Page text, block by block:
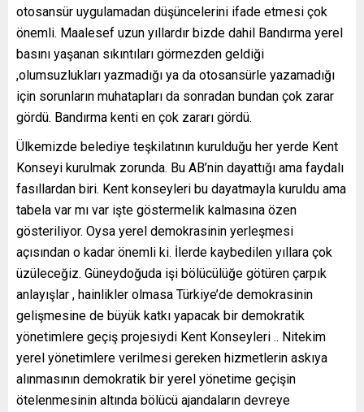
otosansür uygulamadan düşüncelerini ifade etmesi çok
önemli. Maalesef uzun yıllardır bizde dahil Bandırma yerel
basını yaşanan sıkıntıları görmezden geldiği
,olumsuzlukları yazmadığı ya da otosansürle yazamadığı
için sorunların muhatapları da sonradan bundan çok zarar
gördü. Bandırma kenti en çok zararı gördü.
Ülkemizde belediye teşkilatının kurulduğu her yerde Kent
Konseyi kurulmak zorunda. Bu AB’nin dayattığı ama faydalı
fasıllardan biri. Kent konseyleri bu dayatmayla kuruldu ama
tabela var mı var işte göstermelik kalmasına özen
gösteriliyor. Oysa yerel demokrasinin yerleşmesi
açısından o kadar önemli ki. İlerde kaybedilen yıllara çok
üzüleceğiz. Güneydoğuda işi bölücülüğe götüren çarpık
anlayışlar , hainlikler olmasa Türkiye’de demokrasinin
gelişmesine de büyük katkı yapacak bir demokratik
yönetimlere geçiş projesiydi Kent Konseyleri .. Nitekim
yerel yönetimlere verilmesi gereken hizmetlerin askıya
alınmasının demokratik bir yerel yönetime geçişin
ötelenmesinin altında bölücü ajandaların devreye